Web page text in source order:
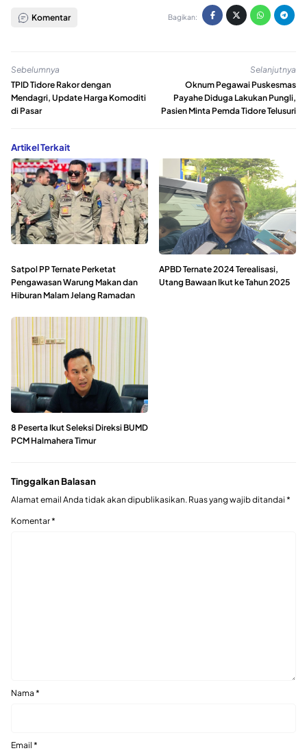
Komentar Bagikan:
Sebelumnya
TPID Tidore Rakor dengan
Mendagri, Update Harga Komoditi
di Pasar
Selanjutnya
Oknum Pegawai Puskesmas
Payahe Diduga Lakukan Pungli,
Pasien Minta Pemda Tidore Telusuri
Artikel Terkait
Satpol PP Ternate Perketat
Pengawasan Warung Makan dan
Hiburan Malam Jelang Ramadan
APBD Ternate 2024 Terealisasi,
Utang Bawaan Ikut ke Tahun 2025
8 Peserta Ikut Seleksi Direksi BUMD
PCM Halmahera Timur
Tinggalkan Balasan
Alamat email Anda tidak akan dipublikasikan. Ruas yang wajib ditandai *
Komentar*
Nama *
Email *